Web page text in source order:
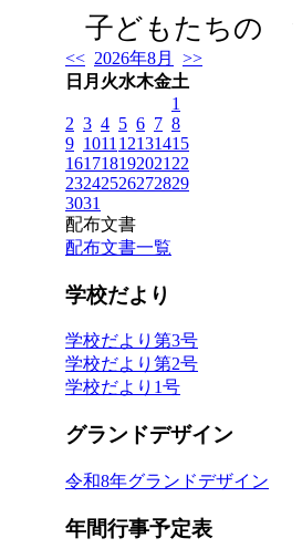
子どもたちの
<< 2026年8月
>>
日 月 火水木金土
1
2 3 4 5 6 7 8
9 1011 12131415
161718192021 22
23242526272829
3031
配布文書
配布文書一覧
学校だより
学校だより第3号
学校だより第2号
学校だより1号
グランドデザイン
令和8年グランドデザイン
年間行事予定表